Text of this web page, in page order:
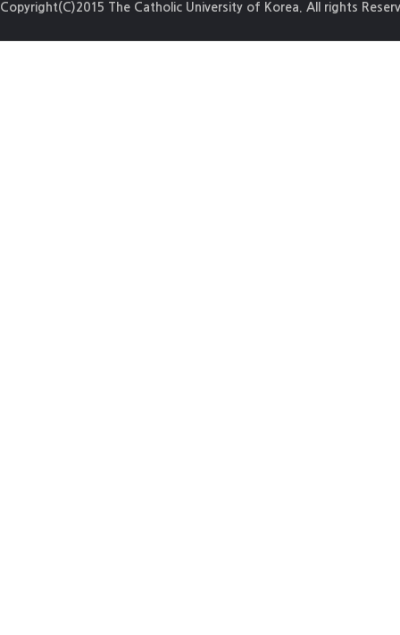
Copyright(C)2015 The Catholic University of Korea. All rights